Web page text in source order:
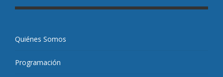
Quiénes Somos
Programación